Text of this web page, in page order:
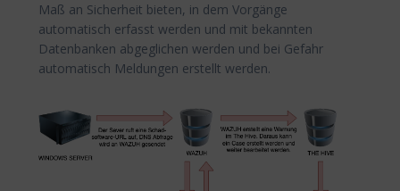
Maß an Sicherheit bieten, in dem Vorgänge
automatisch erfasst werden und mit bekannten
Datenbanken abgeglichen werden und bei Gefahr
automatisch Meldungen erstellt werden.